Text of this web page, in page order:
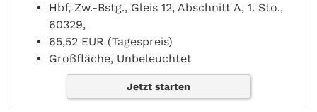
Hbf, Zw.-Bstg., Gleis 12, Abschnitt A, 1. Sto.,
60329,
65,52 EUR (Tagespreis)
Großfläche, Unbeleuchtet
Jetzt starten